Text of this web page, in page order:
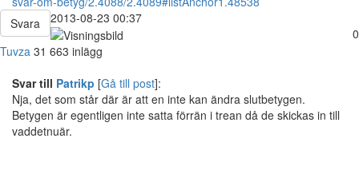
Svara
2013-08-23 00:37
0
Tuvza 31 663 inlägg
Svar till Patrikp [Gå till post]:
Nja, det som står där är att en inte kan ändra slutbetygen.
Betygen är egentligen inte satta förrän i trean då de skickas in till
vaddetnuär.